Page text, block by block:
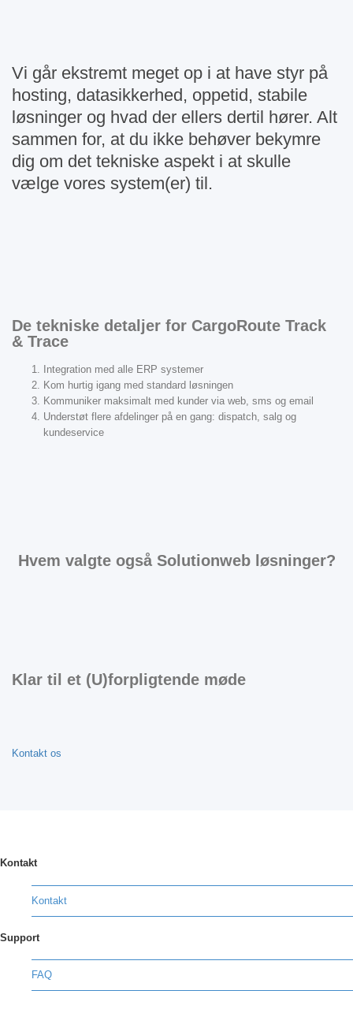
Vi går ekstremt meget op i at have styr på
hosting, datasikkerhed, oppetid, stabile
løsninger og hvad der ellers dertil hører. Alt
sammen for, at du ikke behøver bekymre
dig om det tekniske aspekt i at skulle
vælge vores system(er) til.
De tekniske detaljer for CargoRoute Track
& Trace
Integration med alle ERP systemer
Kom hurtig igang med standard løsningen
Kommuniker maksimalt med kunder via web, sms og email
Understøt flere afdelinger på en gang: dispatch, salg og
kundeservice
Hvem valgte også Solutionweb løsninger?
Klar til et (U)forpligtende møde
Kontakt os
Kontakt
Kontakt
Support
FAQ